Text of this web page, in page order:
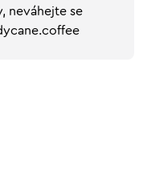
neváhejte se